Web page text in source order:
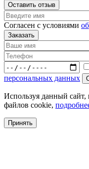
Согласен с условиями
персональных данных
Используя данный сайт,
файлов cookie,
Принять